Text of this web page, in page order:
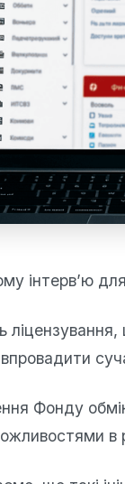
інтерв’ю
ліцензування,
Фонду
в